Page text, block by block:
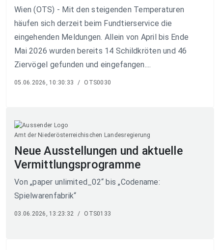
Wien (OTS) - Mit den steigenden Temperaturen
häufen sich derzeit beim Fundtierservice die
eingehenden Meldungen. Allein von April bis Ende
Mai 2026 wurden bereits 14 Schildkröten und 46
Ziervögel gefunden und eingefangen....
05.06.2026, 10:30:33 / OTS0030
Amt der Niederösterreichischen Landesregierung
Neue Ausstellungen und aktuelle
Vermittlungsprogramme
Von „paper unlimited_02“ bis „Codename:
Spielwarenfabrik“
03.06.2026, 13:23:32 / OTS0133